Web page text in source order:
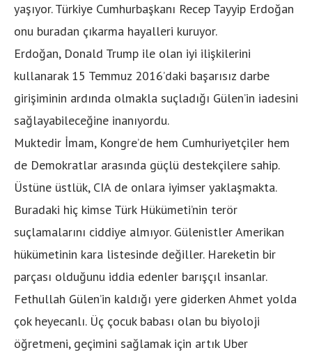
yaşıyor. Türkiye Cumhurbaşkanı Recep Tayyip Erdoğan
onu buradan çıkarma hayalleri kuruyor.
Erdoğan, Donald Trump ile olan iyi ilişkilerini
kullanarak 15 Temmuz 2016’daki başarısız darbe
girişiminin ardında olmakla suçladığı Gülen’in iadesini
sağlayabileceğine inanıyordu.
Muktedir İmam, Kongre’de hem Cumhuriyetçiler hem
de Demokratlar arasında güçlü destekçilere sahip.
Üstüne üstlük, CIA de onlara iyimser yaklaşmakta.
Buradaki hiç kimse Türk Hükümeti’nin terör
suçlamalarını ciddiye almıyor. Gülenistler Amerikan
hükümetinin kara listesinde değiller. Hareketin bir
parçası olduğunu iddia edenler barışçıl insanlar.
Fethullah Gülen’in kaldığı yere giderken Ahmet yolda
çok heyecanlı. Üç çocuk babası olan bu biyoloji
öğretmeni, geçimini sağlamak için artık Uber